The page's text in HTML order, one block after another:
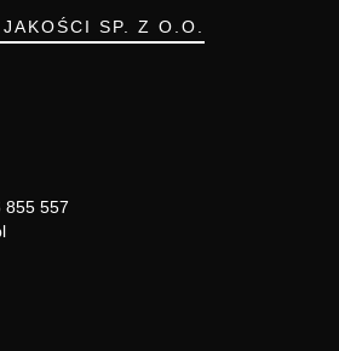
SP. Z O.O.
855 557